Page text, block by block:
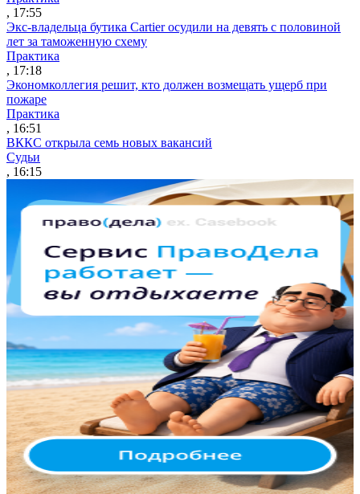
, 17:55
Экс-владельца бутика Cartier осудили на девять с половиной
лет за таможенную схему
Практика
, 17:18
Экономколлегия решит, кто должен возмещать ущерб при
пожаре
Практика
, 16:51
ВККС открыла семь новых вакансий
Судьи
, 16:15